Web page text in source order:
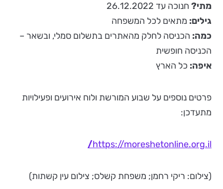
מתי? חנוכה עד 26.12.2022
גילים: מתאים לכל המשפחה
כמה: הכניסה לחלק מהאתרים בתשלום סמלי, ובשאר –
הכניסה חופשית
איפה: כל הארץ
פרטים נוספים על שבוע המורשת ולוח אירועים ופעילויות
מתעדכן:
https://moreshetonline.org.il
/
(צילום: ריקי רחמן; משפחת קשלס; צילום עין קשתות)